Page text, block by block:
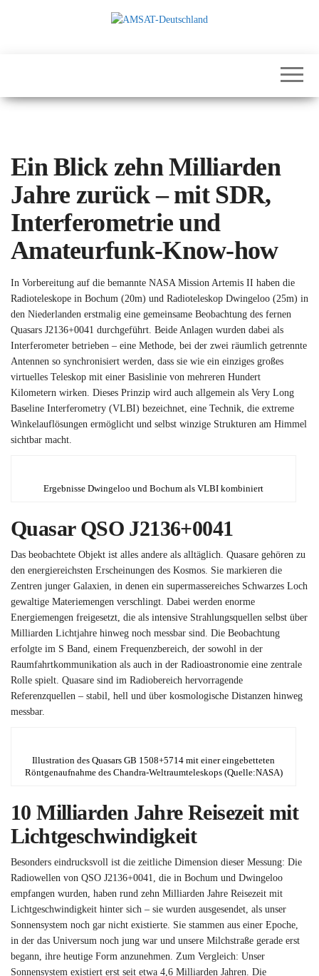
Education
Ein Blick zehn Milliarden
Jahre zurück – mit SDR,
Interferometrie und
Amateurfunk‑Know‑how
In Vorbereitung auf die bemannte NASA Mission Artemis II haben die
Radioteleskope in Bochum (20m) und Radioteleskop Dwingeloo (25m) in
den Niederlanden erstmalig eine gemeinsame Beobachtung des fernen
Quasars J2136+0041 durchgeführt. Beide Anlagen wurden dabei als
Interferometer betrieben – eine Methode, bei der zwei räumlich getrennte
Antennen so synchronisiert werden, dass sie wie ein einziges großes
virtuelles Teleskop mit einer Basislinie von mehreren Hundert
Kilometern wirken. Dieses Prinzip wird auch allgemein als Very Long
Baseline Interferometry (VLBI) bezeichnet, eine Technik, die extreme
Winkelauflösungen ermöglicht und selbst winzige Strukturen am Himmel
sichtbar macht.
Ergebnisse Dwingeloo und Bochum als VLBI kombiniert
Quasar QSO J2136+0041
Das beobachtete Objekt ist alles andere als alltäglich. Quasare gehören zu
den energiereichsten Erscheinungen des Kosmos. Sie markieren die
Zentren junger Galaxien, in denen ein supermassereiches Schwarzes Loch
gewaltige Materiemengen verschlingt. Dabei werden enorme
Energiemengen freigesetzt, die als intensive Strahlungsquellen selbst über
Milliarden Lichtjahre hinweg noch messbar sind. Die Beobachtung
erfolgte im S Band, einem Frequenzbereich, der sowohl in der
Raumfahrtkommunikation als auch in der Radioastronomie eine zentrale
Rolle spielt. Quasare sind im Radiobereich hervorragende
Referenzquellen – stabil, hell und über kosmologische Distanzen hinweg
messbar.
Illustration des Quasars GB 1508+5714 mit einer eingebetteten
Röntgenaufnahme des Chandra-Weltraumteleskops (Quelle:NASA)
10 Milliarden Jahre Reisezeit mit
Lichtgeschwindigkeit
Besonders eindrucksvoll ist die zeitliche Dimension dieser Messung: Die
Radiowellen von QSO J2136+0041, die in Bochum und Dwingeloo
empfangen wurden, haben rund zehn Milliarden Jahre Reisezeit mit
Lichtgeschwindigkeit hinter sich – sie wurden ausgesendet, als unser
Sonnensystem noch gar nicht existierte. Sie stammen aus einer Epoche,
in der das Universum noch jung war und unsere Milchstraße gerade erst
begann, ihre heutige Form anzunehmen. Zum Vergleich: Unser
Sonnensystem existiert erst seit etwa 4,6 Milliarden Jahren. Die